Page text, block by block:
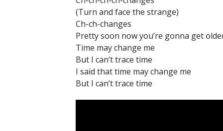
(Turn and face the strange)
Ch-ch-changes
Pretty soon now you’re gonna get
Time may change me
But I can’t trace time
I said that time may change me
But I can’t trace time